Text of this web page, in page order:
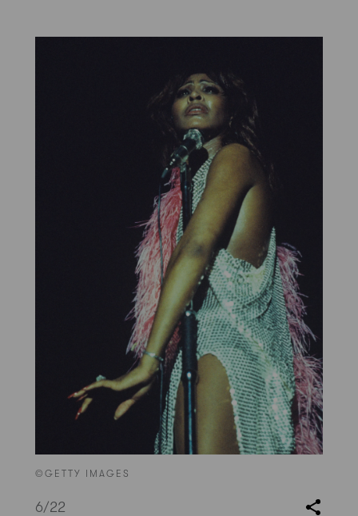
©GETTY IMAGES
6/22